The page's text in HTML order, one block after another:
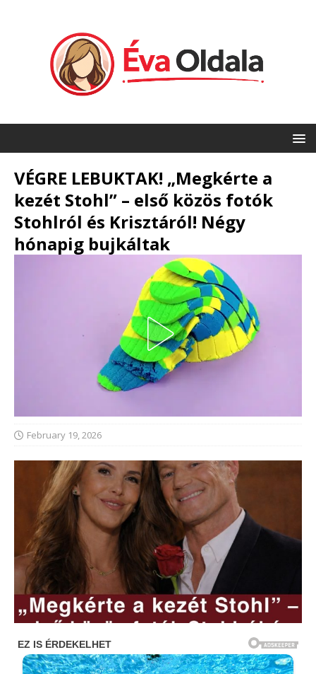
VÉGRE LEBUKTAK! „Megkérte a
kezét Stohl” – első közös fotók
Stohlról és Krisztáról! Négy
hónapig bujkáltak
February 19, 2026